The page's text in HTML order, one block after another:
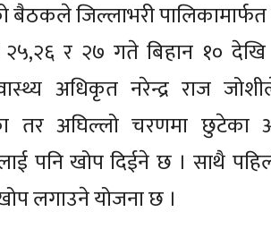
जिल्लाभरी पालिकामार्फत
र २७ गते बिहान १०
अधिकृत नरेन्द्र राज
तर अघिल्लो चरणमा छुटेका
पनि खोप दिईने छ । साथै
लगाउने योजना छ ।